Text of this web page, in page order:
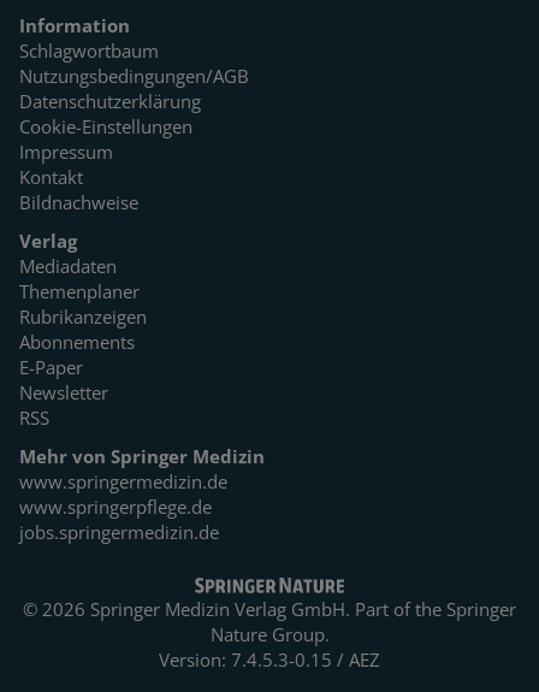
Information
Schlagwortbaum
Nutzungsbedingungen/AGB
Datenschutzerklärung
Cookie-Einstellungen
Impressum
Kontakt
Bildnachweise
Verlag
Mediadaten
Themenplaner
Rubrikanzeigen
Abonnements
E-Paper
Newsletter
RSS
Mehr von Springer Medizin
www.springermedizin.de
www.springerpflege.de
jobs.springermedizin.de
© 2026 Springer Medizin Verlag GmbH. Part of the Springer
Nature Group.
Version: 7.4.5.3-0.15 / AEZ